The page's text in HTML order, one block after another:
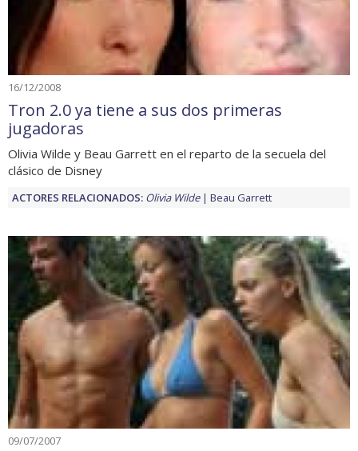
16/12/2008
Tron 2.0 ya tiene a sus dos primeras
jugadoras
Olivia Wilde y Beau Garrett en el reparto de la secuela del
clásico de Disney
ACTORES RELACIONADOS: Olivia Wilde Beau Garrett
09/07/2007